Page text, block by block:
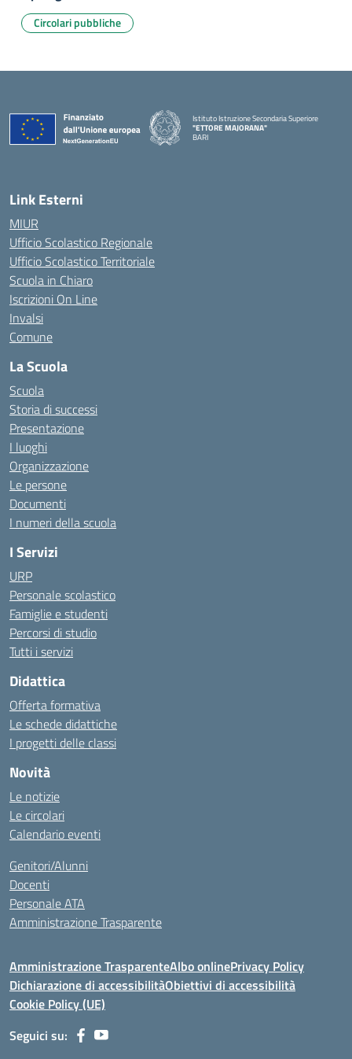
Circolari pubbliche
Istituto Istruzione Secondaria Superiore
"ETTORE MAJORANA"
BARI
Link Esterni
MIUR
Ufficio Scolastico Regionale
Ufficio Scolastico Territoriale
Scuola in Chiaro
Iscrizioni On Line
Invalsi
Comune
La Scuola
Scuola
Storia di successi
Presentazione
I luoghi
Organizzazione
Le persone
Documenti
I numeri della scuola
I Servizi
URP
Personale scolastico
Famiglie e studenti
Percorsi di studio
Tutti i servizi
Didattica
Offerta formativa
Le schede didattiche
I progetti delle classi
Novità
Le notizie
Le circolari
Calendario eventi
Genitori/Alunni
Docenti
Personale ATA
Amministrazione Trasparente
Amministrazione TrasparenteAlbo onlinePrivacy Policy
Dichiarazione di accessibilitàObiettivi di accessibilità
Cookie Policy (UE)
Seguici su: